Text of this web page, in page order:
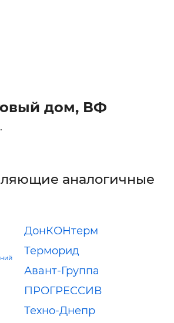
дом, ВФ
аналогичные
ДонКОНтерм
Терморид
Авант-Группа
ПРОГРЕССИВ
Техно-Днепр